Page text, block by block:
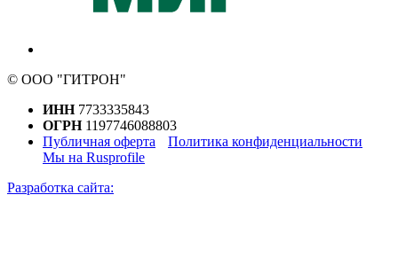
© ООО "ГИТРОН"
ИНН7733335843
ОГРН1197746088803
Публичная оферта
Политика конфиденциальности
Мы на Rusprofile
Разработка сайта: